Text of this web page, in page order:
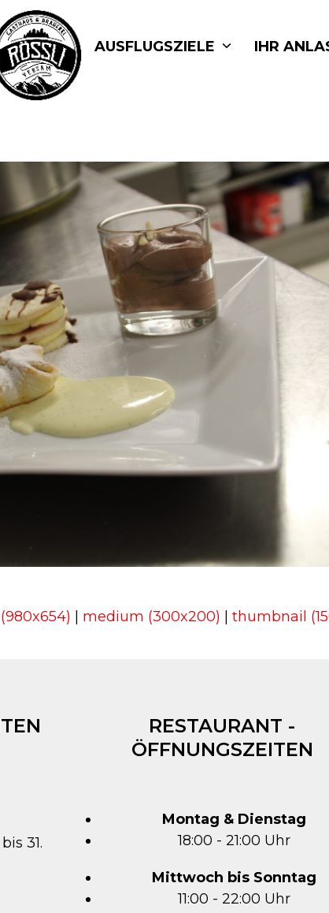
AUSFLUGSZIELE IHR
| medium (300x200) | thumbnail
31.
RESTAURANT -
ÖFFNUNGSZEITEN
Montag & Dienstag
18:00 - 21:00 Uhr
Mittwoch bis Sonntag
11:00 - 22:00 Uhr